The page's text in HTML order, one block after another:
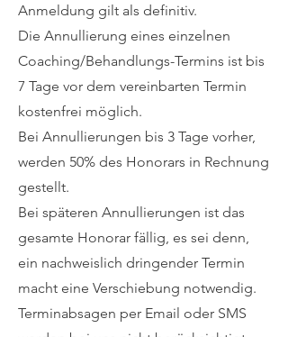
Anmeldung gilt als definitiv.
Die Annullierung eines einzelnen
Coaching/Behandlungs-Termins ist bis
7 Tage vor dem vereinbarten Termin
kostenfrei möglich.
Bei Annullierungen bis 3 Tage vorher,
werden 50% des Honorars in Rechnung
gestellt.
Bei späteren Annullierungen ist das
gesamte Honorar fällig, es sei denn,
ein nachweislich dringender Termin
macht eine Verschiebung notwendig.
Terminabsagen per Email oder SMS